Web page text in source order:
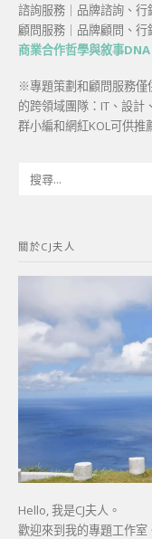
諮詢服務｜品牌諮詢、
顧問服務｜品牌顧問、
商業合作哲學與敘事DNA
※專題策劃和顧問服務僅
的跨領域團隊：IT、設計
群小編和網紅KOL可供推
字:
關於CJ夫人
Hello, 我是CJ夫人。
歡迎來到我的專題工作室